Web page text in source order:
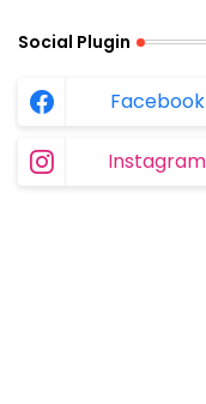
Social Plugin
Facebook
Instagram